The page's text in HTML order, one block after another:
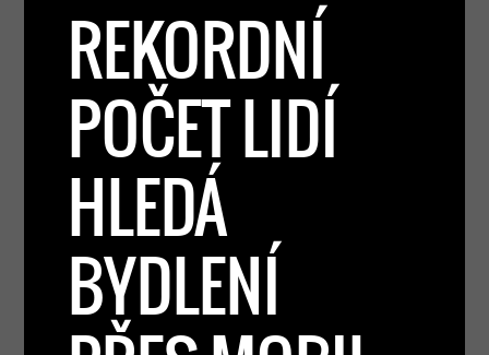
REKORDNÍ
POČET LIDÍ
HLEDÁ
BYDLENÍ